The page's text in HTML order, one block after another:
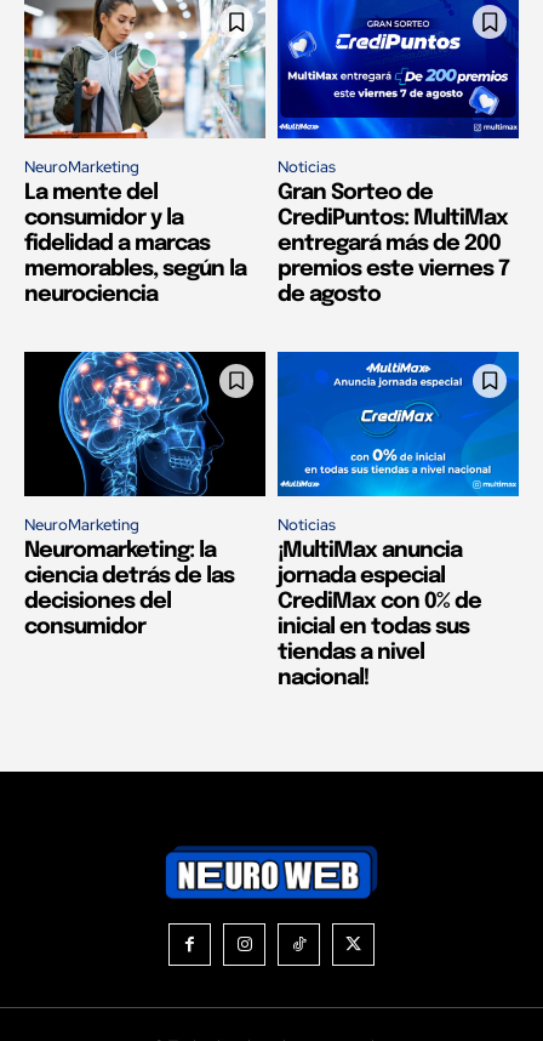
NeuroMarketing
La mente del
consumidor y la
fidelidad a marcas
memorables, según la
neurociencia
Noticias
Gran Sorteo de
CrediPuntos: MultiMax
entregará más de 200
premios este viernes 7
de agosto
NeuroMarketing
Neuromarketing: la
ciencia detrás de las
decisiones del
consumidor
Noticias
¡MultiMax anuncia
jornada especial
CrediMax con 0% de
inicial en todas sus
tiendas a nivel
nacional!